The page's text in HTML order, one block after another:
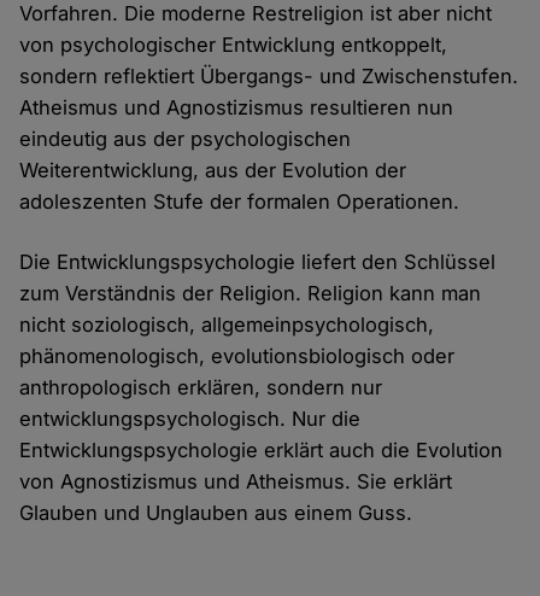
Vorfahren. Die moderne Restreligion ist aber nicht
von psychologischer Entwicklung entkoppelt,
sondern reflektiert Übergangs- und Zwischenstufen.
Atheismus und Agnostizismus resultieren nun
eindeutig aus der psychologischen
Weiterentwicklung, aus der Evolution der
adoleszenten Stufe der formalen Operationen.
Die Entwicklungspsychologie liefert den Schlüssel
zum Verständnis der Religion. Religion kann man
nicht soziologisch, allgemeinpsychologisch,
phänomenologisch, evolutionsbiologisch oder
anthropologisch erklären, sondern nur
entwicklungspsychologisch. Nur die
Entwicklungspsychologie erklärt auch die Evolution
von Agnostizismus und Atheismus. Sie erklärt
Glauben und Unglauben aus einem Guss.